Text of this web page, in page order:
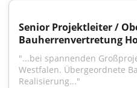
Senior Projektleiter /
Bauherrenvertretung
"...bei spannenden
Westfalen. Übergeordnete
Realisierung..."